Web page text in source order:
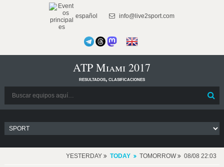
español info@live2sport.com
ATP Miami 2017
resultados, clasificaciones
YESTERDAY TODAY TOMORROW 08/08 22:03